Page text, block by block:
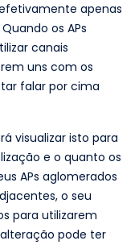
apenas
Quando os APs
canais
uns com os
falar por cima
visualizar isto para
e o quanto os
APs aglomerados
o seu
para utilizarem
pode ter